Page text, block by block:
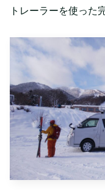
トレーラーを使った